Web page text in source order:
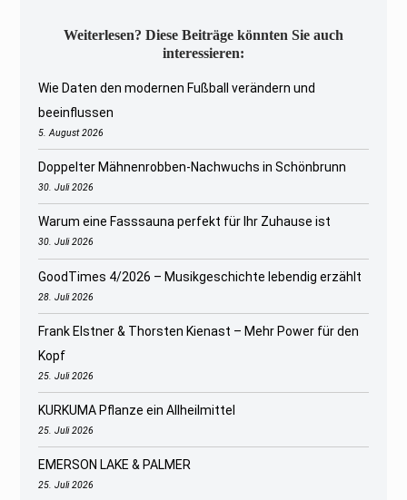
Weiterlesen? Diese Beiträge könnten Sie auch
interessieren:
Wie Daten den modernen Fußball verändern und
beeinflussen
5. August 2026
Doppelter Mähnenrobben-Nachwuchs in Schönbrunn
30. Juli 2026
Warum eine Fasssauna perfekt für Ihr Zuhause ist
30. Juli 2026
GoodTimes 4/2026 – Musikgeschichte lebendig erzählt
28. Juli 2026
Frank Elstner & Thorsten Kienast – Mehr Power für den
Kopf
25. Juli 2026
KURKUMA Pflanze ein Allheilmittel
25. Juli 2026
EMERSON LAKE & PALMER
25. Juli 2026